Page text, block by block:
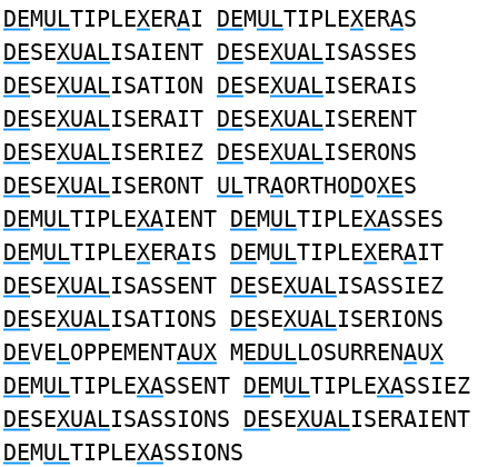
DEMULTIPLEXERAI DEMULTIPLEXERAS
DESEXUALISAIENT DESEXUALISASSES
DESEXUALISATION DESEXUALISERAIS
DESEXUALISERAIT DESEXUALISERENT
DESEXUALISERIEZ DESEXUALISERONS
DESEXUALISERONT ULTRAORTHODOXES
DEMULTIPLEXAIENT DEMULTIPLEXASSES
DEMULTIPLEXERAIS DEMULTIPLEXERAIT
DESEXUALISASSENT DESEXUALISASSIEZ
DESEXUALISATIONS DESEXUALISERIONS
DEVELOPPEMENTAUX MEDULLOSURRENAUX
DEMULTIPLEXASSENT DEMULTIPLEXASSIEZ
DESEXUALISASSIONS DESEXUALISERAIENT
DEMULTIPLEXASSIONS